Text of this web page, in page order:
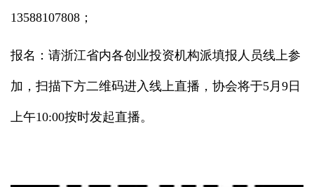
13588107808；
报名：请浙江省内各创业投资机构派填报人员线上参
加，扫描下方二维码进入线上直播，协会将于5月9日
上午10:00按时发起直播。